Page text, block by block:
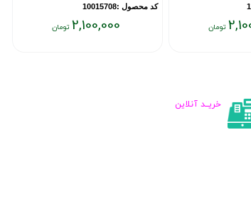
کد محصول :10015708
2,100,000
خریــد آنلاین